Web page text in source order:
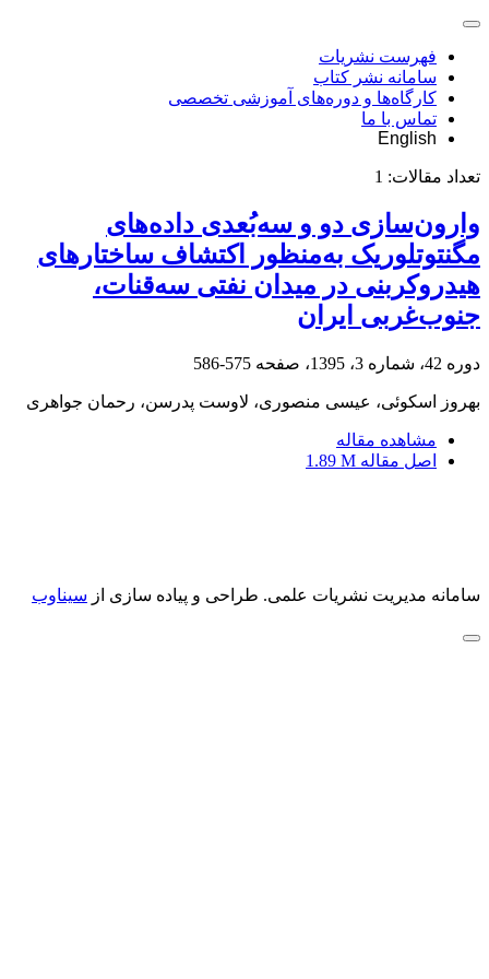
فهرست نشریات
سامانه نشر کتاب
کارگاه‌ها و دوره‌های آموزشی تخصصی
تماس با ما
English
تعداد مقالات: 1
وارون‌سازی دو و سه‌بُعدی داده‌های
مگنتوتلوریک به‌منظور اکتشاف ساختارهای
هیدروکربنی در میدان نفتی سه‌قنات،
جنوب‌غربی ایران
دوره 42، شماره 3، 1395، صفحه 575-586
بهروز اسکوئی، عیسی منصوری، لاوست پدرسن، رحمان جواهری
مشاهده مقاله
اصل مقاله 1.89 M
سامانه مدیریت نشریات علمی. طراحی و پیاده سازی از سیناوب